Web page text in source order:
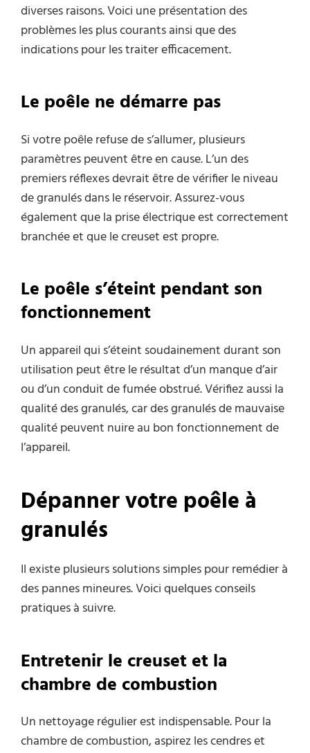
diverses raisons. Voici une présentation des
problèmes les plus courants ainsi que des
indications pour les traiter efficacement.
Le poêle ne démarre pas
Si votre poêle refuse de s’allumer, plusieurs
paramètres peuvent être en cause. L’un des
premiers réflexes devrait être de vérifier le niveau
de granulés dans le réservoir. Assurez-vous
également que la prise électrique est correctement
branchée et que le creuset est propre.
Le poêle s’éteint pendant son
fonctionnement
Un appareil qui s’éteint soudainement durant son
utilisation peut être le résultat d’un manque d’air
ou d’un conduit de fumée obstrué. Vérifiez aussi la
qualité des granulés, car des granulés de mauvaise
qualité peuvent nuire au bon fonctionnement de
l’appareil.
Dépanner votre poêle à
granulés
Il existe plusieurs solutions simples pour remédier à
des pannes mineures. Voici quelques conseils
pratiques à suivre.
Entretenir le creuset et la
chambre de combustion
Un nettoyage régulier est indispensable. Pour la
chambre de combustion, aspirez les cendres et